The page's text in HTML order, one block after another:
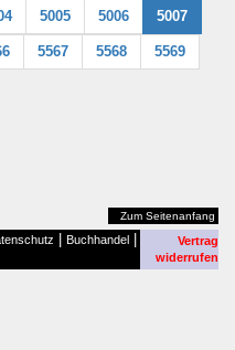
5005 5006 5007
5567 5568 5569
Zum Seitenanfang
Buchhandel
Vertrag
widerrufen